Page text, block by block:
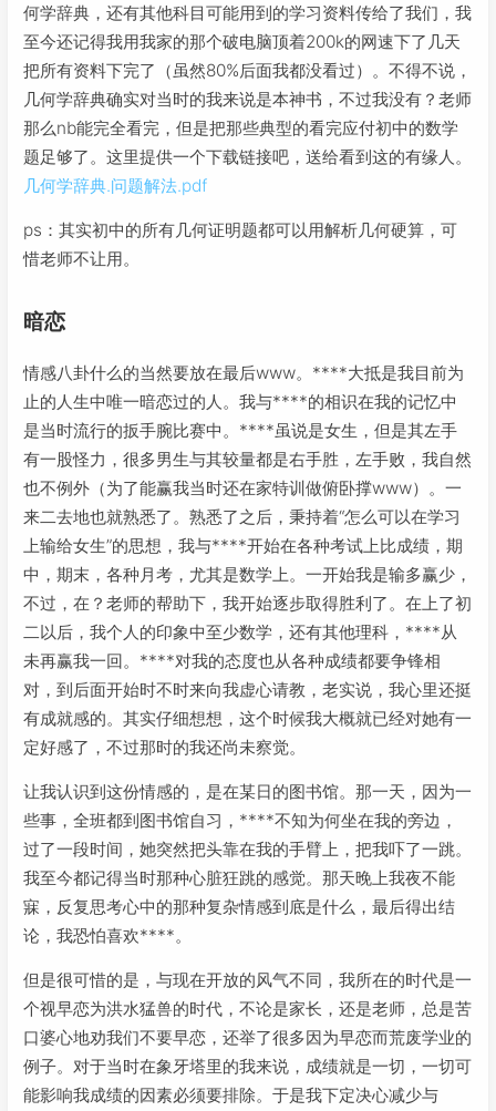
何学辞典，还有其他科目可能用到的学习资料传给了我们，我
至今还记得我用我家的那个破电脑顶着200k的网速下了几天
把所有资料下完了（虽然80%后面我都没看过）。不得不说，
几何学辞典确实对当时的我来说是本神书，不过我没有？老师
那么nb能完全看完，但是把那些典型的看完应付初中的数学
题足够了。这里提供一个下载链接吧，送给看到这的有缘人。
几何学辞典.问题解法.pdf
ps：其实初中的所有几何证明题都可以用解析几何硬算，可
惜老师不让用。
暗恋
情感八卦什么的当然要放在最后www。****大抵是我目前为
止的人生中唯一暗恋过的人。我与****的相识在我的记忆中
是当时流行的扳手腕比赛中。****虽说是女生，但是其左手
有一股怪力，很多男生与其较量都是右手胜，左手败，我自然
也不例外（为了能赢我当时还在家特训做俯卧撑www）。一
来二去地也就熟悉了。熟悉了之后，秉持着“怎么可以在学习
上输给女生”的思想，我与****开始在各种考试上比成绩，期
中，期末，各种月考，尤其是数学上。一开始我是输多赢少，
不过，在？老师的帮助下，我开始逐步取得胜利了。在上了初
二以后，我个人的印象中至少数学，还有其他理科，****从
未再赢我一回。****对我的态度也从各种成绩都要争锋相
对，到后面开始时不时来向我虚心请教，老实说，我心里还挺
有成就感的。其实仔细想想，这个时候我大概就已经对她有一
定好感了，不过那时的我还尚未察觉。
让我认识到这份情感的，是在某日的图书馆。那一天，因为一
些事，全班都到图书馆自习，****不知为何坐在我的旁边，
过了一段时间，她突然把头靠在我的手臂上，把我吓了一跳。
我至今都记得当时那种心脏狂跳的感觉。那天晚上我夜不能
寐，反复思考心中的那种复杂情感到底是什么，最后得出结
论，我恐怕喜欢****。
但是很可惜的是，与现在开放的风气不同，我所在的时代是一
个视早恋为洪水猛兽的时代，不论是家长，还是老师，总是苦
口婆心地劝我们不要早恋，还举了很多因为早恋而荒废学业的
例子。对于当时在象牙塔里的我来说，成绩就是一切，一切可
能影响我成绩的因素必须要排除。于是我下定决心减少与